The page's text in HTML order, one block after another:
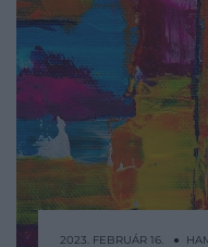
2023. FEBRUÁR 16. ●